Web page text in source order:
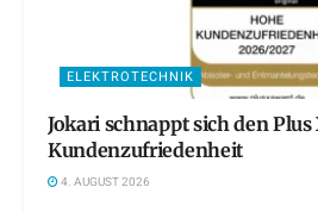
ELEKTROTECHNIK
Jokari schnappt sich den
Kundenzufriedenheit
4. AUGUST 2026